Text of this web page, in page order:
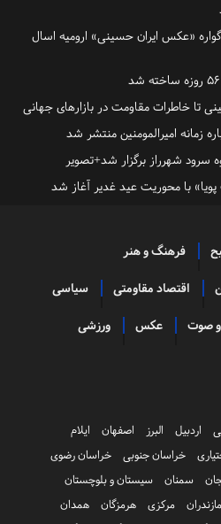
سوگواره «عکس ایران حسینی» ارومیه اسال
تا خاطرات مقاومت در بازارهای جهانی
زمانه امیرالمومنین منتشر شد
سرود شهرراز برگزار شد+تصویر
با محوریت عید غدیر آغاز شد
فرهنگ و هنر
اقتصاد مقاومتی سیاسی
و صوت عکس ورزشی
اردبیل البرز اصفهان
ایلام
خراسان جنوبی
خراسان رضوی
سمنان
سیستان و بلوچستان
مازندران مرکزی هرمزگان
همدان